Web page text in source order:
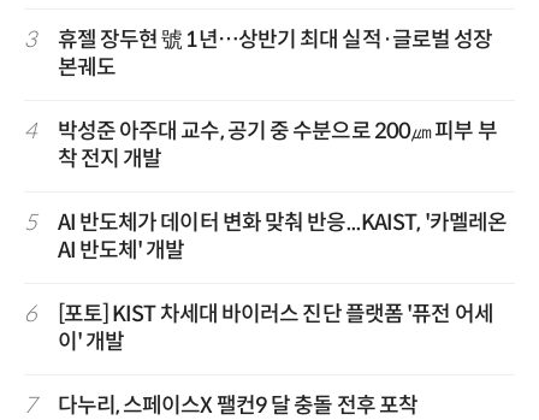
3
휴젤 장두현 號 1년…상반기 최대 실적·글로벌 성장
본궤도
4
박성준 아주대 교수, 공기 중 수분으로 200㎛ 피부 부
착 전지 개발
5
AI 반도체가 데이터 변화 맞춰 반응...KAIST, '카멜레온
AI 반도체' 개발
6
[포토] KIST 차세대 바이러스 진단 플랫폼 '퓨전 어세
이' 개발
7 다누리, 스페이스X 팰컨9 달 충돌 전후 포착